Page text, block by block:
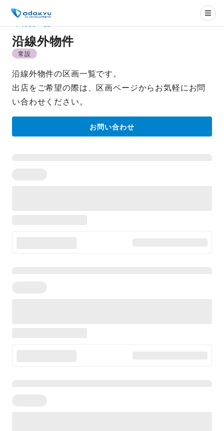
沿線外物件
常設
沿線外物件の区画一覧です。
出店をご希望の際は、区画ページからお気軽にお問
い合わせください。
お問い合わせ